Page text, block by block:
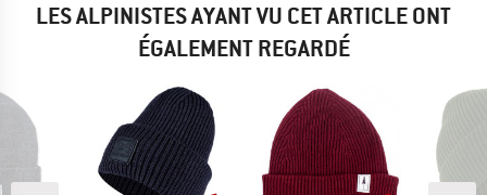
LES ALPINISTES AYANT VU CET ARTICLE ONT
ÉGALEMENT REGARDÉ